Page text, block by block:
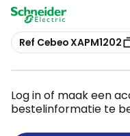
Kopiëren
Ref Cebeo XAPM1202
Log in of maak een
bestelinformatie te